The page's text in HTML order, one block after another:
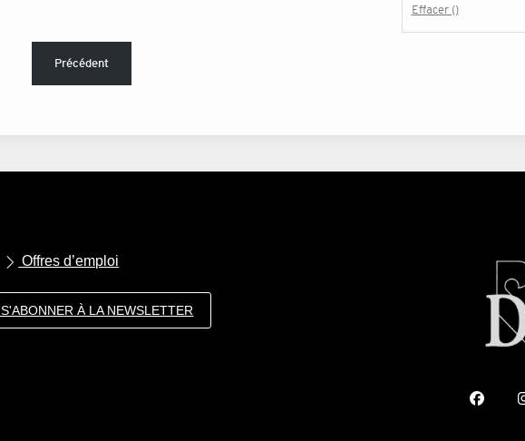
Effacer ()
Précédent
Offres d’emploi
S'ABONNER À LA NEWSLETTER